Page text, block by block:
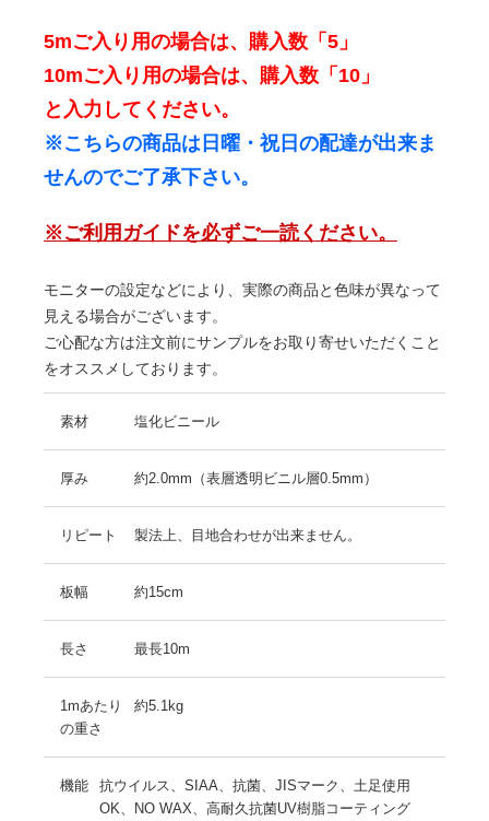
5mご入り用の場合は、購入数「5」
10mご入り用の場合は、購入数「10」
と入力してください。
※こちらの商品は日曜・祝日の配達が出来ま
せんのでご了承下さい。
※ご利用ガイドを必ずご一読ください。
モニターの設定などにより、実際の商品と色味が異なって
見える場合がございます。
ご心配な方は注文前にサンプルをお取り寄せいただくこと
をオススメしております。
素材 塩化ビニール
厚み 約2.0mm（表層透明ビニル層0.5mm）
リピート 製法上、目地合わせが出来ません。
板幅 約15cm
長さ 最長10m
1mあたり
の重さ
約5.1kg
機能
抗ウイルス、SIAA、抗菌、JISマーク、土足使用
OK、NO WAX、高耐久抗菌UV樹脂コーティング